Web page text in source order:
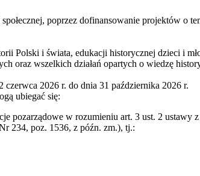
poprzez dofinansowanie projektów o
Polski i świata, edukacji historycznej dzieci i
oraz wszelkich działań opartych o wiedzę
2026 r. do dnia 31 października 2026 r.
ubiegać się:
pozarządowe w rozumieniu art. 3 ust. 2 ustawy
234, poz. 1536, z późn. zm.), tj.: